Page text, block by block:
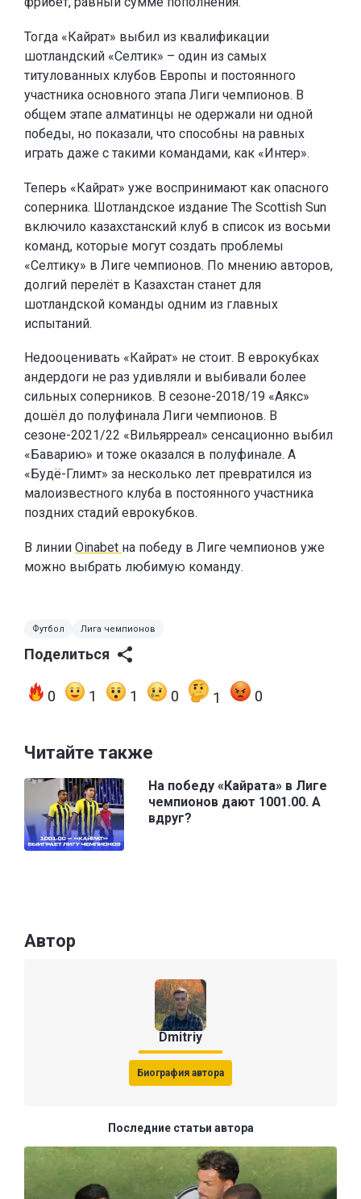
Тогда «Кайрат» выбил из квалификации
шотландский «Селтик» – один из самых
титулованных клубов Европы и постоянного
участника основного этапа Лиги чемпионов. В
общем этапе алматинцы не одержали ни одной
победы, но показали, что способны на равных
играть даже с такими командами, как «Интер».
Теперь «Кайрат» уже воспринимают как опасного
соперника. Шотландское издание The Scottish Sun
включило казахстанский клуб в список из восьми
команд, которые могут создать проблемы
«Селтику» в Лиге чемпионов. По мнению авторов,
долгий перелёт в Казахстан станет для
шотландской команды одним из главных
испытаний.
Недооценивать «Кайрат» не стоит. В еврокубках
андердоги не раз удивляли и выбивали более
сильных соперников. В сезоне-2018/19 «Аякс»
дошёл до полуфинала Лиги чемпионов. В
сезоне-2021/22 «Вильярреал» сенсационно выбил
«Баварию» и тоже оказался в полуфинале. А
«Будё-Глимт» за несколько лет превратился из
малоизвестного клуба в постоянного участника
поздних стадий еврокубков.
В линии Oinabet на победу в Лиге чемпионов уже
можно выбрать любимую команду.
Футбол Лига чемпионов
Поделиться
0 1 1 0 1 0
Читайте также
На победу «Кайрата» в Лиге
чемпионов дают 1001.00. А
вдруг?
Автор
Dmitriy
Биография автора
Последние статьи автора